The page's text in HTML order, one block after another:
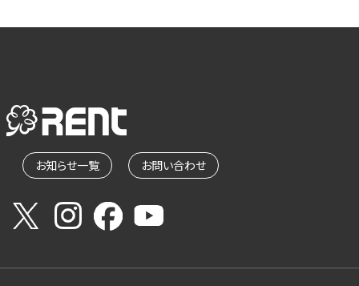
お知らせ一覧 お問い合わせ